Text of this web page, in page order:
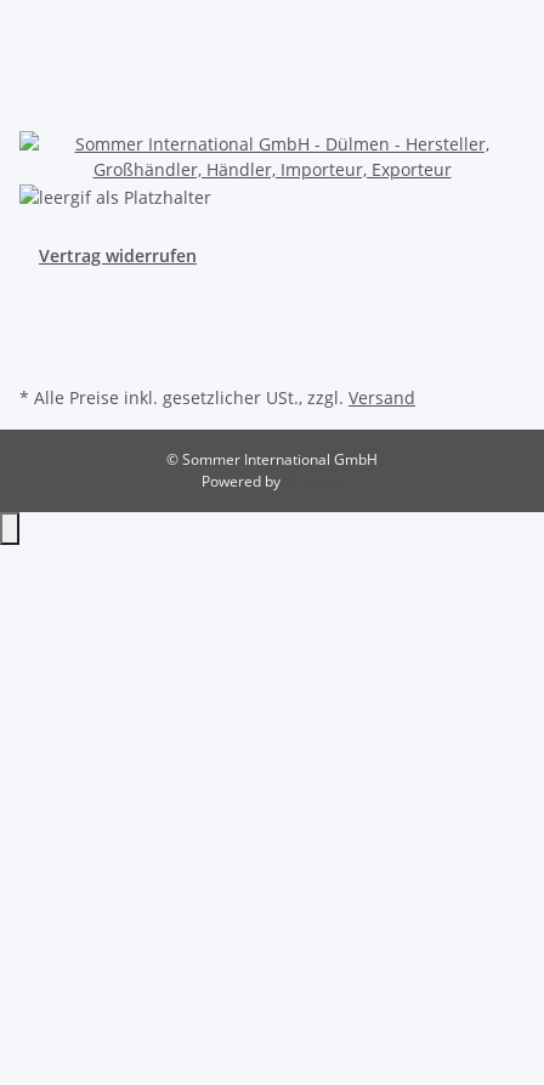
Vertrag widerrufen
* Alle Preise inkl. gesetzlicher USt., zzgl. Versand
© Sommer International GmbH
Powered by